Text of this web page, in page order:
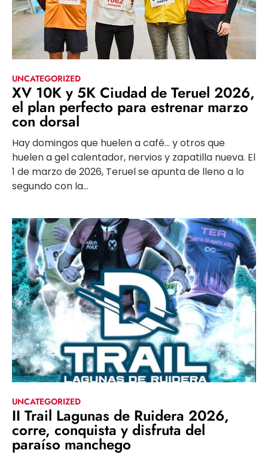
UNCATEGORIZED
XV 10K y 5K Ciudad de Teruel 2026,
el plan perfecto para estrenar marzo
con dorsal
Hay domingos que huelen a café… y otros que
huelen a gel calentador, nervios y zapatilla nueva. El
1 de marzo de 2026, Teruel se apunta de lleno a lo
segundo con la...
UNCATEGORIZED
II Trail Lagunas de Ruidera 2026,
corre, conquista y disfruta del
paraíso manchego